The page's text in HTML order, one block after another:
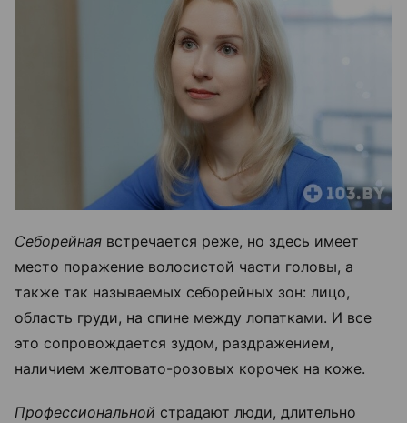
Себорейная встречается реже, но здесь имеет
место поражение волосистой части головы, а
также так называемых себорейных зон: лицо,
область груди, на спине между лопатками. И все
это сопровождается зудом, раздражением,
наличием желтовато-розовых корочек на коже.
Профессиональной страдают люди, длительно